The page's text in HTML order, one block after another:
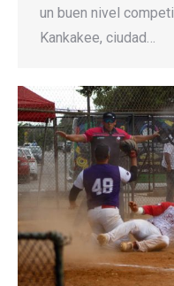
un buen nivel
Kankakee, ciudad…